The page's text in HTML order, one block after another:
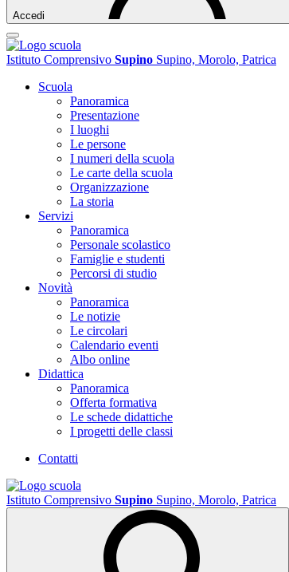
Accedi
Istituto Comprensivo Supino Supino, Morolo, Patrica
Scuola
Panoramica
Presentazione
I luoghi
Le persone
I numeri della scuola
Le carte della scuola
Organizzazione
La storia
Servizi
Panoramica
Personale scolastico
Famiglie e studenti
Percorsi di studio
Novità
Panoramica
Le notizie
Le circolari
Calendario eventi
Albo online
Didattica
Panoramica
Offerta formativa
Le schede didattiche
I progetti delle classi
Contatti
Istituto Comprensivo Supino Supino, Morolo, Patrica